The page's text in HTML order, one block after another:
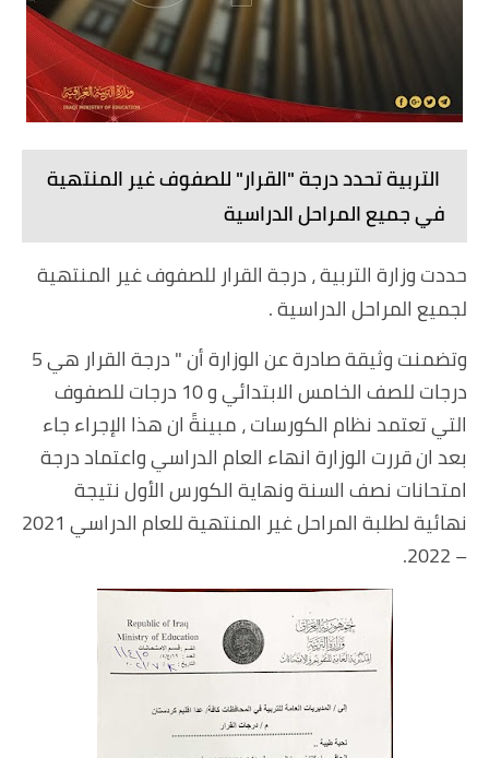
التربية تحدد درجة "القرار" للصفوف غير المنتهية
في جميع المراحل الدراسية
حددت وزارة التربية ، درجة القرار للصفوف غير المنتهية
لجميع المراحل الدراسية .
وتضمنت وثيقة صادرة عن الوزارة أن " درجة القرار هي 5
درجات للصف الخامس الابتدائي و 10 درجات للصفوف
التي تعتمد نظام الكورسات ، مبينةً ان هذا الإجراء جاء
بعد ان قررت الوزارة انهاء العام الدراسي واعتماد درجة
امتحانات نصف السنة ونهاية الكورس الأول نتيجة
نهائية لطلبة المراحل غير المنتهية للعام الدراسي 2021
– 2022.